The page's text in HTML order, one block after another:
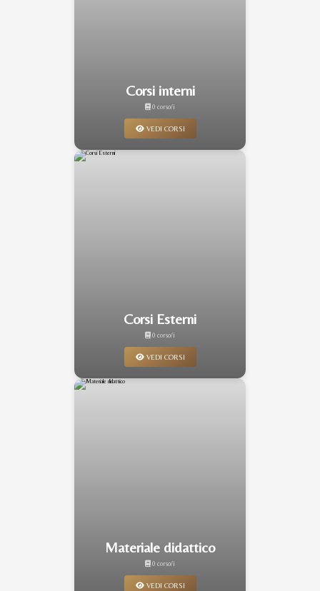
Corsi interni
0 corso/i
VEDI CORSI
Corsi Esterni
0 corso/i
VEDI CORSI
Materiale didattico
0 corso/i
VEDI CORSI